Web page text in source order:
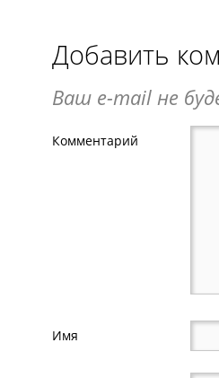
Добавить
Ваш e-mail не
Комментарий
Имя